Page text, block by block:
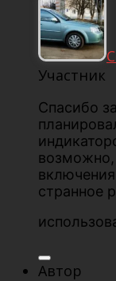
Участник
Спасибо
возможно,
странное
Автор